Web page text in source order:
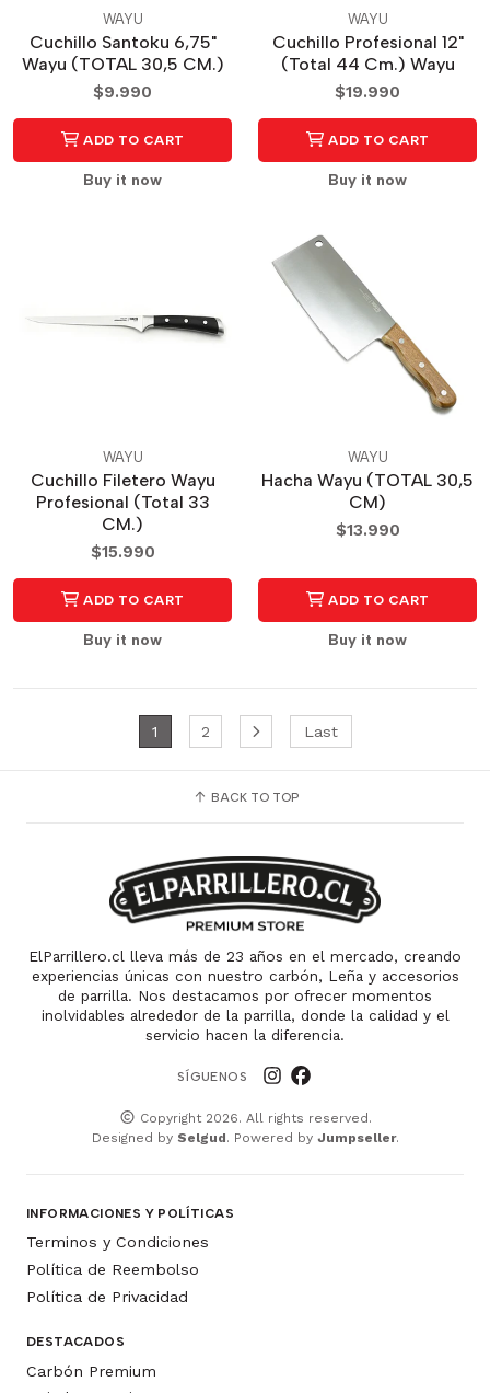
WAYU
Cuchillo Santoku 6,75"
Wayu (TOTAL 30,5 CM.)
$9.990
ADD TO CART
Buy it now
WAYU
Cuchillo Profesional 12"
(Total 44 Cm.) Wayu
$19.990
ADD TO CART
Buy it now
WAYU
Cuchillo Filetero Wayu
Profesional (Total 33
CM.)
$15.990
ADD TO CART
Buy it now
WAYU
Hacha Wayu (TOTAL 30,5
CM)
$13.990
ADD TO CART
Buy it now
1 2 Last
BACK TO TOP
ElParrillero.cl lleva más de 23 años en el mercado, creando
experiencias únicas con nuestro carbón, Leña y accesorios
de parrilla. Nos destacamos por ofrecer momentos
inolvidables alrededor de la parrilla, donde la calidad y el
servicio hacen la diferencia.
SÍGUENOS
Copyright 2026. All rights reserved.
Designed by Selgud. Powered by Jumpseller.
INFORMACIONES Y POLÍTICAS
Terminos y Condiciones
Política de Reembolso
Política de Privacidad
DESTACADOS
Carbón Premium